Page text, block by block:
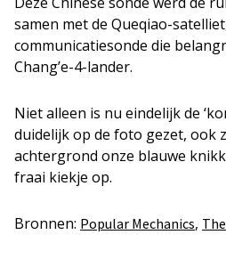
samen met de Queqiao-
communicatiesonde die
Chang’e-4-lander.
Niet alleen is nu eindelijk de
duidelijk op de foto gezet, ook
achtergrond onze blauwe
fraai kiekje op.
Bronnen: Popular Mechanics,